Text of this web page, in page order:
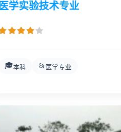
医学实验技术专业
🎓本科 📂 医学专业